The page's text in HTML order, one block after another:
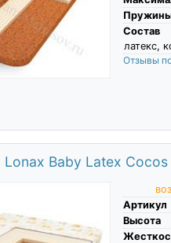
Состав
латекс,
Отзывы
Baby Latex Cocos
Артикул
Высота